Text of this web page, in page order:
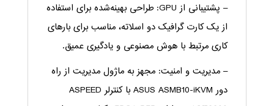
– پشتیبانی از GPU: طراحی بهینه‌شده برای استفاده
از یک کارت گرافیک دو اسلاته، مناسب برای بارهای
کاری مرتبط با هوش مصنوعی و یادگیری عمیق.
– مدیریت و امنیت: مجهز به ماژول مدیریت از راه
دور ASUS ASMB10-iKVM با کنترلر ASPEED